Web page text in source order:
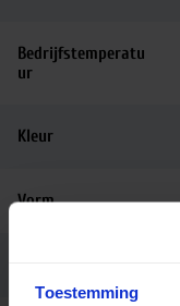
Toestemming
Bedrijfstemperatu
ur
Kleur
Vorm